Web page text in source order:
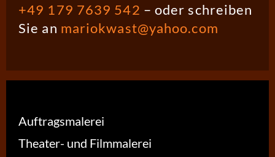
+49 179 7639 542 – oder schreiben
Sie an mariokwast@yahoo.com
Auftragsmalerei
Theater- und Filmmalerei